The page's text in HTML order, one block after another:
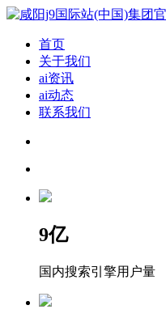
首页
关于我们
ai资讯
ai动态
联系我们
9亿
国内搜索引擎用户量